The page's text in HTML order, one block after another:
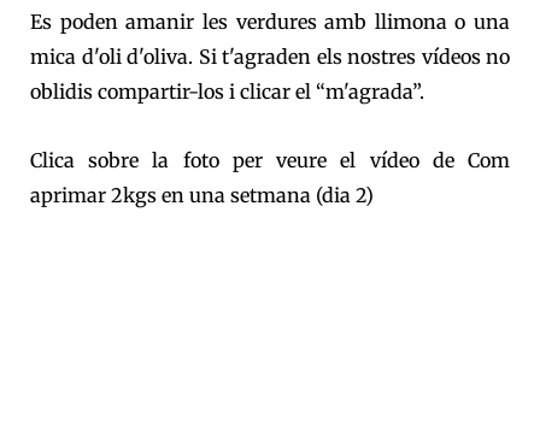
Es poden amanir les verdures amb llimona o una
mica d'oli d'oliva. Si t'agraden els nostres vídeos no
oblidis compartir-los i clicar el “m'agrada”.
Clica sobre la foto per veure el vídeo de Com
aprimar 2kgs en una setmana (dia 2)